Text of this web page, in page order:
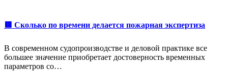
🟥 Сколько по времени делается пожарная экспертиза
В современном судопроизводстве и деловой практике все
большее значение приобретает достоверность временных
параметров со…